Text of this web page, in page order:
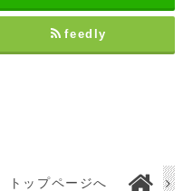
feedly
トップページへ